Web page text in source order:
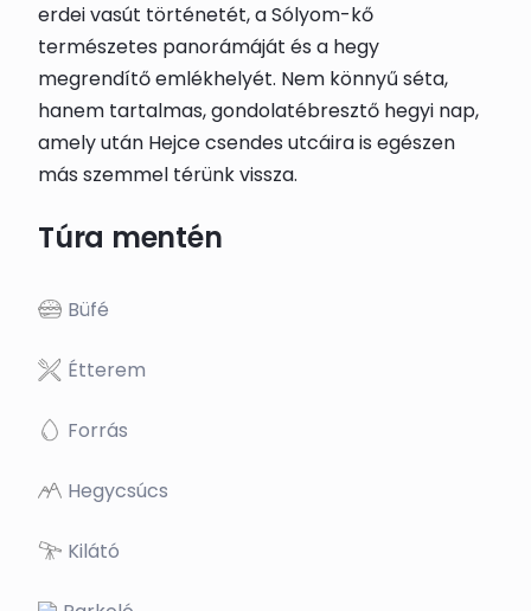
erdei vasút történetét, a Sólyom-kő
természetes panorámáját és a hegy
megrendítő emlékhelyét. Nem könnyű séta,
hanem tartalmas, gondolatébresztő hegyi nap,
amely után Hejce csendes utcáira is egészen
más szemmel térünk vissza.
Túra mentén
Büfé
Étterem
Forrás
Hegycsúcs
Kilátó